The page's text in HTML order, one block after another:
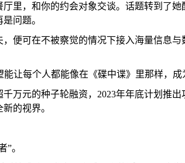
里，和你的约会对象交谈。话题转到了
问题。
便可在不被察觉的情况下接入海量信息
能让每个人都能像在《碟中谍》里那样，
万元的种子轮融资，2023年年底计划推
的视界。
”。